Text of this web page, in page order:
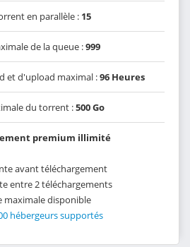
en parallèle : 15
de la queue :999
et d'upload maximal :96 Heures
du torrent :500 Go
premium illimité
avant téléchargement
entre 2 téléchargements
maximale disponible
hébergeurs supportés